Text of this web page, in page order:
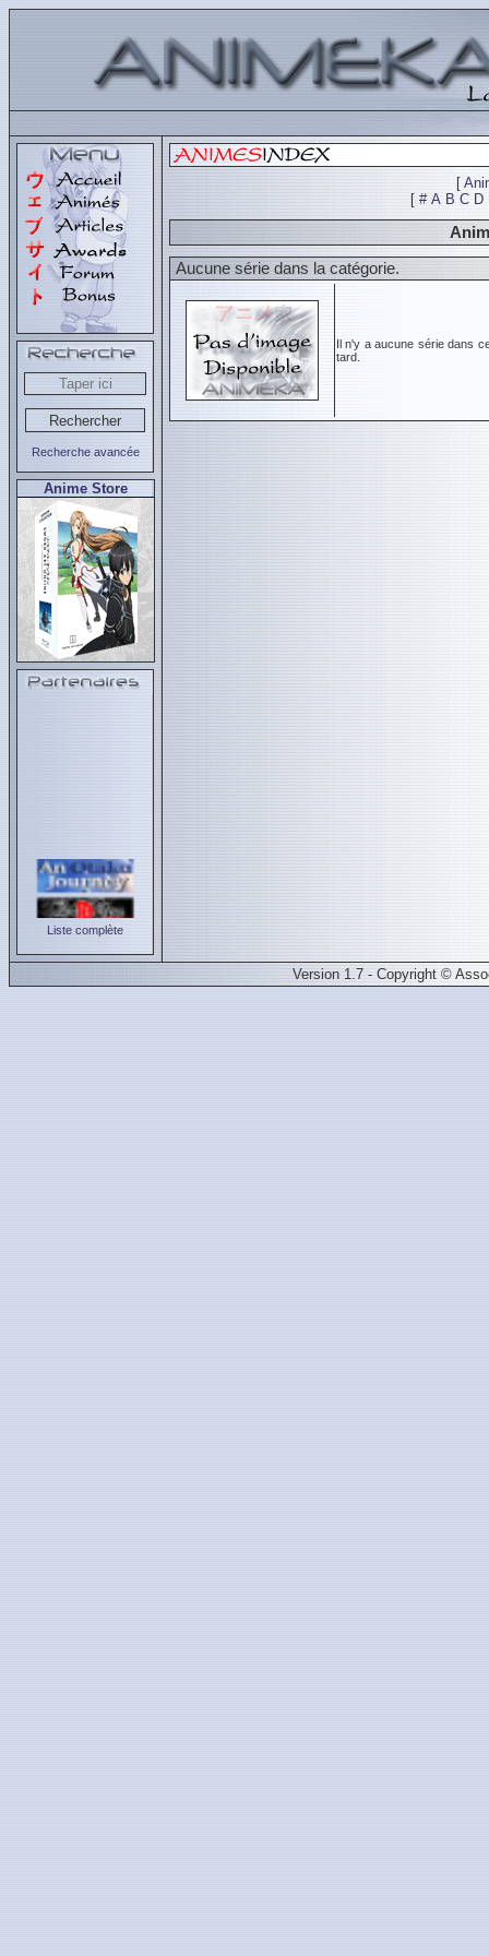
Recherche avancée
Anime Store
Liste complète
[
[ # A B C D
Aucune série dans la catégorie.
Il n'y a aucune série dans
tard.
Version 1.7 - Copyright ©